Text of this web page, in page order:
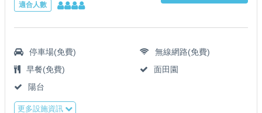
適合人數
停車場(免費)
無線網路(免費)
早餐(免費)
面田園
陽台
更多設施資訊